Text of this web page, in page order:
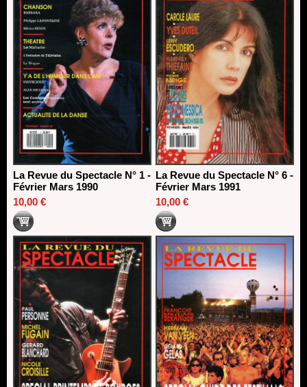
La Revue du Spectacle N° 1 -
Février Mars 1990
10,00 €
La Revue du Spectacle N° 6 -
Février Mars 1991
10,00 €